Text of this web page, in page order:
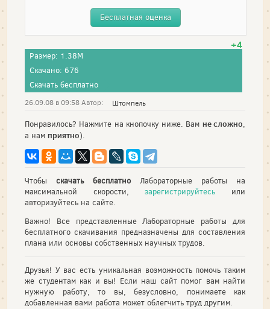
Бесплатная оценка
+4
Размер: 1.38M
Скачано: 676
Скачать бесплатно
26.09.08 в 09:58 Автор: Штомпель
Понравилось? Нажмите на кнопочку ниже. Вам не сложно,
а нам приятно).
Чтобы скачать бесплатно Лабораторные работы на
максимальной скорости,зарегистрируйтесь или
авторизуйтесь на сайте.
Важно! Все представленные Лабораторные работы для
бесплатного скачивания предназначены для составления
плана или основы собственных научных трудов.
Друзья! У вас есть уникальная возможность помочь таким
же студентам как и вы! Если наш сайт помог вам найти
нужную работу, то вы, безусловно, понимаете как
добавленная вами работа может облегчить труд другим.